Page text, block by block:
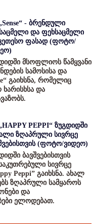
- ბრენდული
და ფეხსაცმელი
ფასად (ფოტო/
მსოფლიოს წამყვანი
სამოსისა და
გაიხსნა, რომელიც
ხარისხსა და
PEPPI“ ზუგდიდში
ზღაპრული სივრცე
(ფოტო/ვიდეო)
ბავშვებისთვის
სივრცე
Peppi” გაიხსნა. ახალ
ზღაპრული სამყაროს
და
ელოდებათ.